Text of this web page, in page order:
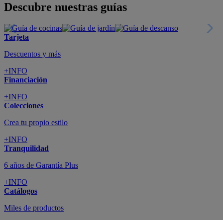
Descubre nuestras guías
Tarjeta
Descuentos y más
+INFO
Financiación
+INFO
Colecciones
Crea tu propio estilo
+INFO
Tranquilidad
6 años de Garantía Plus
+INFO
Catálogos
Miles de productos